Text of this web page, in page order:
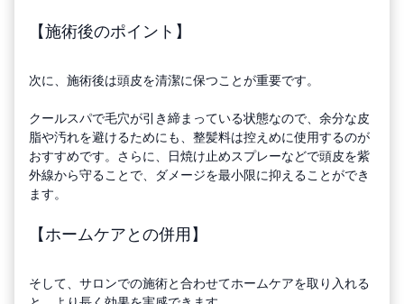
【施術後のポイント】
次に、施術後は頭皮を清潔に保つことが重要です。
クールスパで毛穴が引き締まっている状態なので、余分な皮
脂や汚れを避けるためにも、整髪料は控えめに使用するのが
おすすめです。さらに、日焼け止めスプレーなどで頭皮を紫
外線から守ることで、ダメージを最小限に抑えることができ
ます。
【ホームケアとの併用】
そして、サロンでの施術と合わせてホームケアを取り入れる